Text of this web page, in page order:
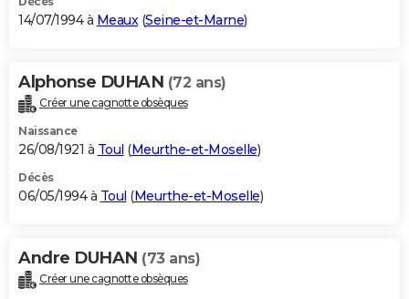
14/07/1994 à Meaux(Seine-et-Marne)
Alphonse DUHAN (72 ans)
Créer une cagnotte obsèques
Naissance
26/08/1921 à Toul (Meurthe-et-Moselle)
Décès
06/05/1994 à Toul (Meurthe-et-Moselle)
Andre DUHAN (73 ans)
Créer une cagnotte obsèques